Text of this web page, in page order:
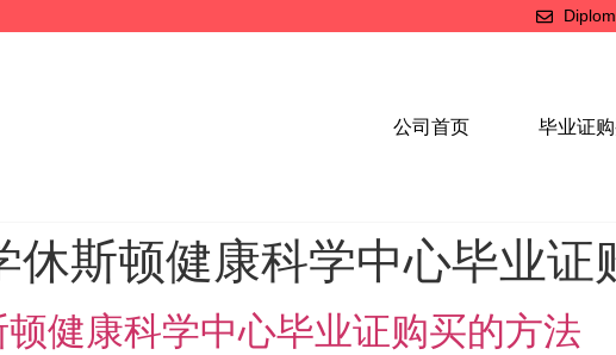
公司首页 毕业证
休斯顿健康科学中心毕业证
健康科学中心毕业证购买的方法